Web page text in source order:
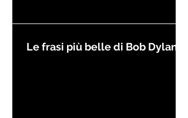
Le frasi più belle di Bob Dylan